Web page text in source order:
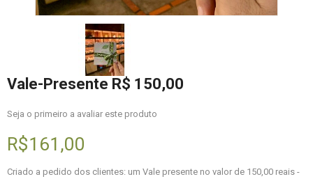
Vale-Presente R$ 150,00
Seja o primeiro a avaliar este produto
R$161,00
Criado a pedido dos clientes: um Vale presente no valor de 150,00 reais -